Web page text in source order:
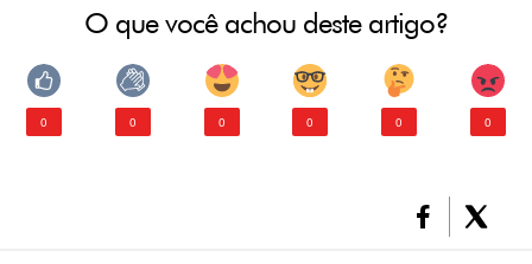
O que você achou deste artigo?
0 0 0 0 0 0